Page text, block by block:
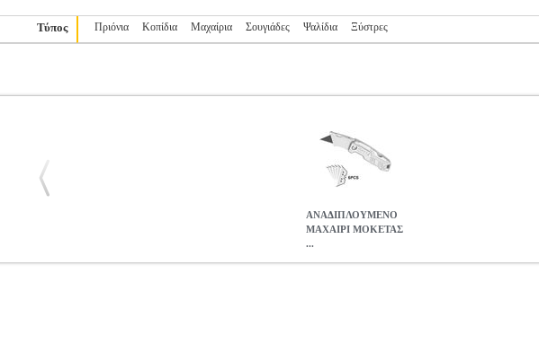
Τύπος Πριόνια Κοπίδια Μαχαίρια Σουγιάδες Ψαλίδια Ξύστρες
ΑΝΑΔΙΠΛΟΥΜΕΝΟ
ΜΑΧΑΙΡΙ ΜΟΚΕΤΑΣ
...